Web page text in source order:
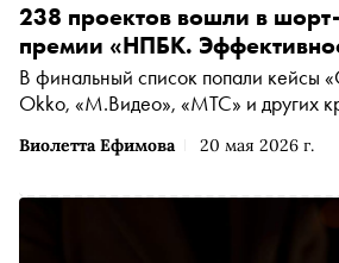
Виолетта Ефимова 20 мая 2026 г.
238 проектов вошли в
премии «НПБК.
В финальный список попали кейсы
Okko, «М.Видео», «МТС» и других